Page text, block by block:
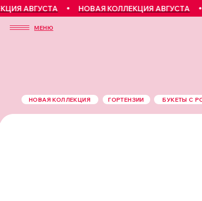
АВГУСТА НОВАЯ КОЛЛЕКЦИЯ АВГУСТА
МЕНЮ
БУКЕТЫ С
НОВАЯ КОЛЛЕКЦИЯ ГОРТЕНЗИИ